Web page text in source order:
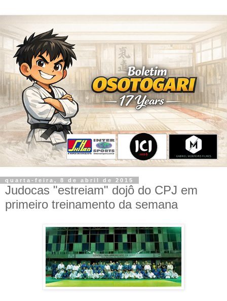
quarta-feira, 8 de abril de 2015
Judocas "estreiam" dojô do CPJ em
primeiro treinamento da semana